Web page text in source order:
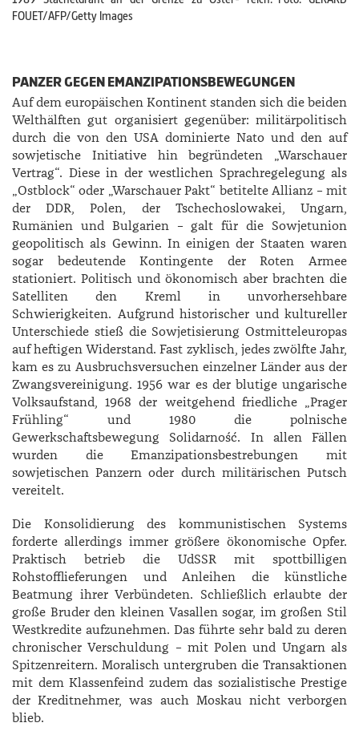
FOUET/AFP/Getty Images
PANZER GEGEN EMANZIPATIONSBEWEGUNGEN
Auf dem europäischen Kontinent standen sich die beiden
Welthälften gut organisiert gegenüber: militärpolitisch
durch die von den USA dominierte Nato und den auf
sowjetische Initiative hin begründeten „Warschauer
Vertrag“. Diese in der westlichen Sprachregelegung als
„Ostblock“ oder „Warschauer Pakt“ betitelte Allianz – mit
der DDR, Polen, der Tschechoslowakei, Ungarn,
Rumänien und Bulgarien – galt für die Sowjetunion
geopolitisch als Gewinn. In einigen der Staaten waren
sogar bedeutende Kontingente der Roten Armee
stationiert. Politisch und ökonomisch aber brachten die
Satelliten den Kreml in unvorhersehbare
Schwierigkeiten. Aufgrund historischer und kultureller
Unterschiede stieß die Sowjetisierung Ostmitteleuropas
auf heftigen Widerstand. Fast zyklisch, jedes zwölfte Jahr,
kam es zu Ausbruchsversuchen einzelner Länder aus der
Zwangsvereinigung. 1956 war es der blutige ungarische
Volksaufstand, 1968 der weitgehend friedliche „Prager
Frühling“ und 1980 die polnische
Gewerkschaftsbewegung Solidarność. In allen Fällen
wurden die Emanzipationsbestrebungen mit
sowjetischen Panzern oder durch militärischen Putsch
vereitelt.
Die Konsolidierung des kommunistischen Systems
forderte allerdings immer größere ökonomische Opfer.
Praktisch betrieb die UdSSR mit spottbilligen
Rohstofflieferungen und Anleihen die künstliche
Beatmung ihrer Verbündeten. Schließlich erlaubte der
große Bruder den kleinen Vasallen sogar, im großen Stil
Westkredite aufzunehmen. Das führte sehr bald zu deren
chronischer Verschuldung – mit Polen und Ungarn als
Spitzenreitern. Moralisch untergruben die Transaktionen
mit dem Klassenfeind zudem das sozialistische Prestige
der Kreditnehmer, was auch Moskau nicht verborgen
blieb.